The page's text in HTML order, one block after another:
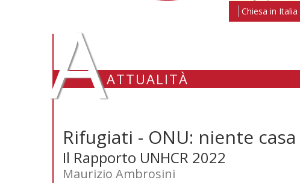
Chiesa in Italia
AATTUALITÀ
Rifugiati - ONU: niente
Il Rapporto UNHCR 2022
Maurizio Ambrosini